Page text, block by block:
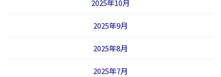
2025年10月
2025年9月
2025年8月
2025年7月